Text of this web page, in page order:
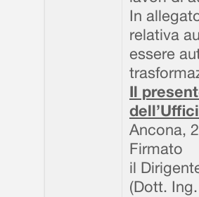
In
relativa
essere
Il
Ancona,
Firmato
il
(Dott.